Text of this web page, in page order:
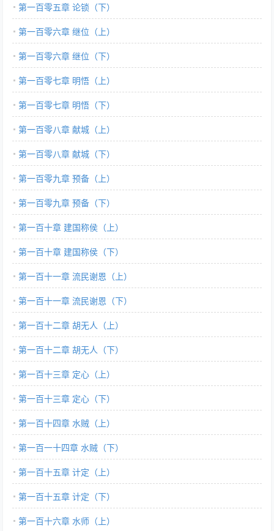
第一百零五章 论锁（下）
第一百零六章 继位（上）
第一百零六章 继位（下）
第一百零七章 明悟（上）
第一百零七章 明悟（下）
第一百零八章 献城（上）
第一百零八章 献城（下）
第一百零九章 预备（上）
第一百零九章 预备（下）
第一百十章 建国称侯（上）
第一百十章 建国称侯（下）
第一百十一章 流民谢恩（上）
第一百十一章 流民谢恩（下）
第一百十二章 胡无人（上）
第一百十二章 胡无人（下）
第一百十三章 定心（上）
第一百十三章 定心（下）
第一百十四章 水贼（上）
第一百一十四章 水贼（下）
第一百十五章 计定（上）
第一百十五章 计定（下）
第一百十六章 水师（上）